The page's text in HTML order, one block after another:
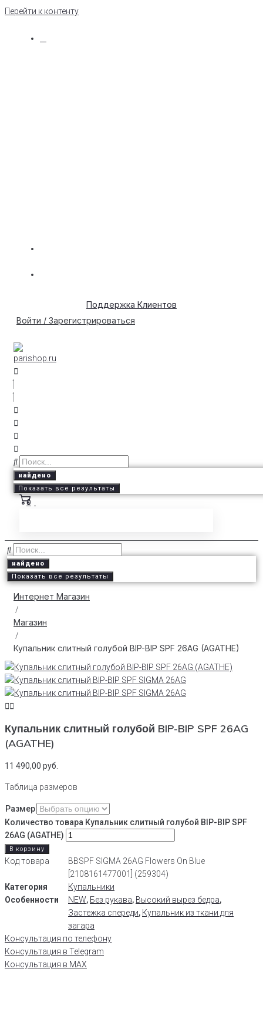
Перейти к контенту
Поддержка Клиентов
Войти / Зарегистрироваться
найдено
Показать все результаты
0
найдено
Показать все результаты
Интернет Магазин
/
Магазин
/
Купальник слитный голубой BIP-BIP SPF 26AG (AGATHE)
Купальник слитный голубой BIP-BIP SPF 26AG
(AGATHE)
11 490,00 руб.
Таблица размеров
Размер
Количество товара Купальник слитный голубой BIP-BIP SPF
26AG (AGATHE)
В корзину
Код товара
BBSPF SIGMA 26AG Flowers On Blue
[2108161477001] (259304)
Категория
Купальники
Особенности
NEW, Без рукава, Высокий вырез бедра,
Застежка спереди, Купальник из ткани для
загара
Консультация по телефону
Консультация в Telegram
Консультация в MAX